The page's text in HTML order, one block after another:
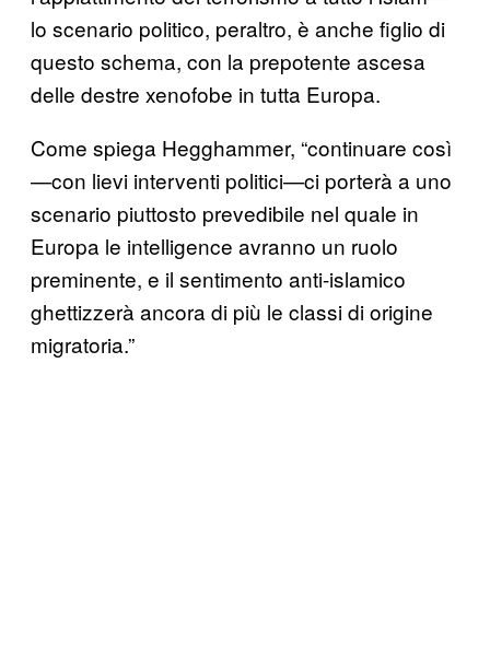
lo scenario politico, peraltro, è anche figlio di
questo schema, con la prepotente ascesa
delle destre xenofobe in tutta Europa.
Come spiega Hegghammer, “continuare così
—con lievi interventi politici—ci porterà a uno
scenario piuttosto prevedibile nel quale in
Europa le intelligence avranno un ruolo
preminente, e il sentimento anti-islamico
ghettizzerà ancora di più le classi di origine
migratoria.”